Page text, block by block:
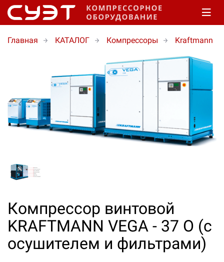
Главная КАТАЛОГ Компрессоры Kraftmann
Компрессор винтовой
KRAFTMANN VEGA - 37 О (с
осушителем и фильтрами)